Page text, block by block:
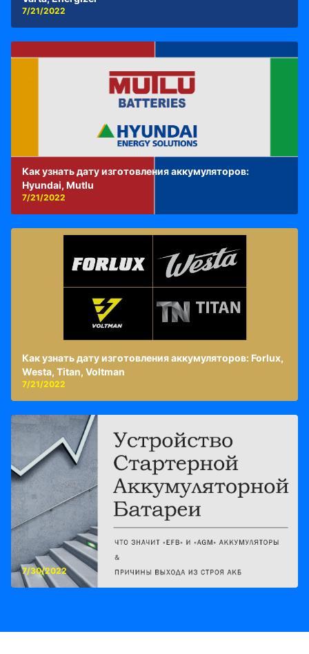
7/21/2022
Как узнать дату изготовления аккумуляторов:
Hyundai, Mutlu
7/21/2022
Как узнать дату изготовления аккумуляторов: Forlux,
Westa, Titan, Voltman
7/21/2022
7/30/2022